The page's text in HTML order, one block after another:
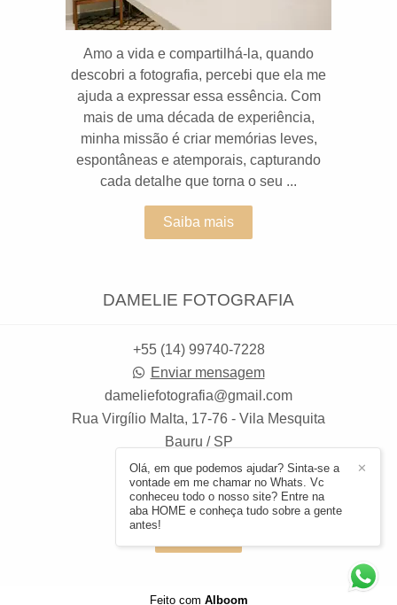
Amo a vida e compartilhá-la, quando
descobri a fotografia, percebi que ela me
ajuda a expressar essa essência. Com
mais de uma década de experiência,
minha missão é criar memórias leves,
espontâneas e atemporais, capturando
cada detalhe que torna o seu ...
Saiba mais
DAMELIE FOTOGRAFIA
+55 (14) 99740-7228
Enviar mensagem
dameliefotografia@gmail.com
Rua Virgílio Malta, 17-76 - Vila Mesquita
Bauru / SP
✕
Olá, em que podemos ajudar? Sinta-se a
vontade em me chamar no Whats. Vc
conheceu todo o nosso site? Entre na
aba HOME e conheça tudo sobre a gente
antes!
Feito com Alboom